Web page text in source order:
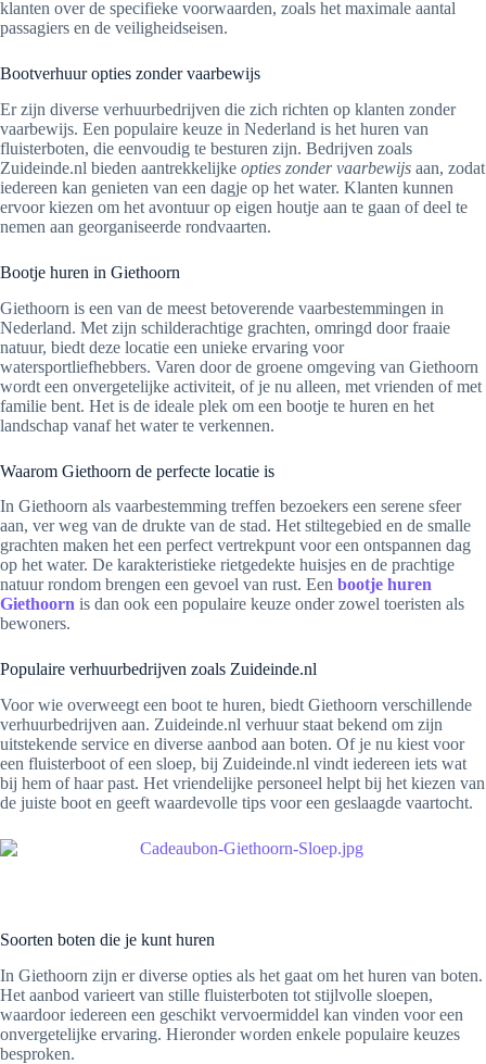
klanten over de specifieke voorwaarden, zoals het maximale aantal
passagiers en de veiligheidseisen.
Bootverhuur opties zonder vaarbewijs
Er zijn diverse verhuurbedrijven die zich richten op klanten zonder
vaarbewijs. Een populaire keuze in Nederland is het huren van
fluisterboten, die eenvoudig te besturen zijn. Bedrijven zoals
Zuideinde.nl bieden aantrekkelijke opties zonder vaarbewijs aan, zodat
iedereen kan genieten van een dagje op het water. Klanten kunnen
ervoor kiezen om het avontuur op eigen houtje aan te gaan of deel te
nemen aan georganiseerde rondvaarten.
Bootje huren in Giethoorn
Giethoorn is een van de meest betoverende vaarbestemmingen in
Nederland. Met zijn schilderachtige grachten, omringd door fraaie
natuur, biedt deze locatie een unieke ervaring voor
watersportliefhebbers. Varen door de groene omgeving van Giethoorn
wordt een onvergetelijke activiteit, of je nu alleen, met vrienden of met
familie bent. Het is de ideale plek om een bootje te huren en het
landschap vanaf het water te verkennen.
Waarom Giethoorn de perfecte locatie is
In Giethoorn als vaarbestemming treffen bezoekers een serene sfeer
aan, ver weg van de drukte van de stad. Het stiltegebied en de smalle
grachten maken het een perfect vertrekpunt voor een ontspannen dag
op het water. De karakteristieke rietgedekte huisjes en de prachtige
natuur rondom brengen een gevoel van rust. Een bootje huren
Giethoorn is dan ook een populaire keuze onder zowel toeristen als
bewoners.
Populaire verhuurbedrijven zoals Zuideinde.nl
Voor wie overweegt een boot te huren, biedt Giethoorn verschillende
verhuurbedrijven aan. Zuideinde.nl verhuur staat bekend om zijn
uitstekende service en diverse aanbod aan boten. Of je nu kiest voor
een fluisterboot of een sloep, bij Zuideinde.nl vindt iedereen iets wat
bij hem of haar past. Het vriendelijke personeel helpt bij het kiezen van
de juiste boot en geeft waardevolle tips voor een geslaagde vaartocht.
Soorten boten die je kunt huren
In Giethoorn zijn er diverse opties als het gaat om het huren van boten.
Het aanbod varieert van stille fluisterboten tot stijlvolle sloepen,
waardoor iedereen een geschikt vervoermiddel kan vinden voor een
onvergetelijke ervaring. Hieronder worden enkele populaire keuzes
besproken.